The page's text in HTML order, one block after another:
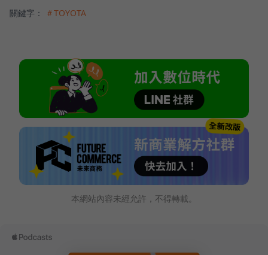
關鍵字： ＃TOYOTA
本網站內容未經允許，不得轉載。